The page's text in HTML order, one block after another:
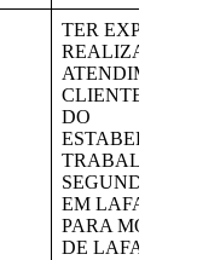
TER
REALIZAR
CLIENTE E
DO
TRABALHAR
SEGUNDA A
EM
PARA
DE LAFAIETE.